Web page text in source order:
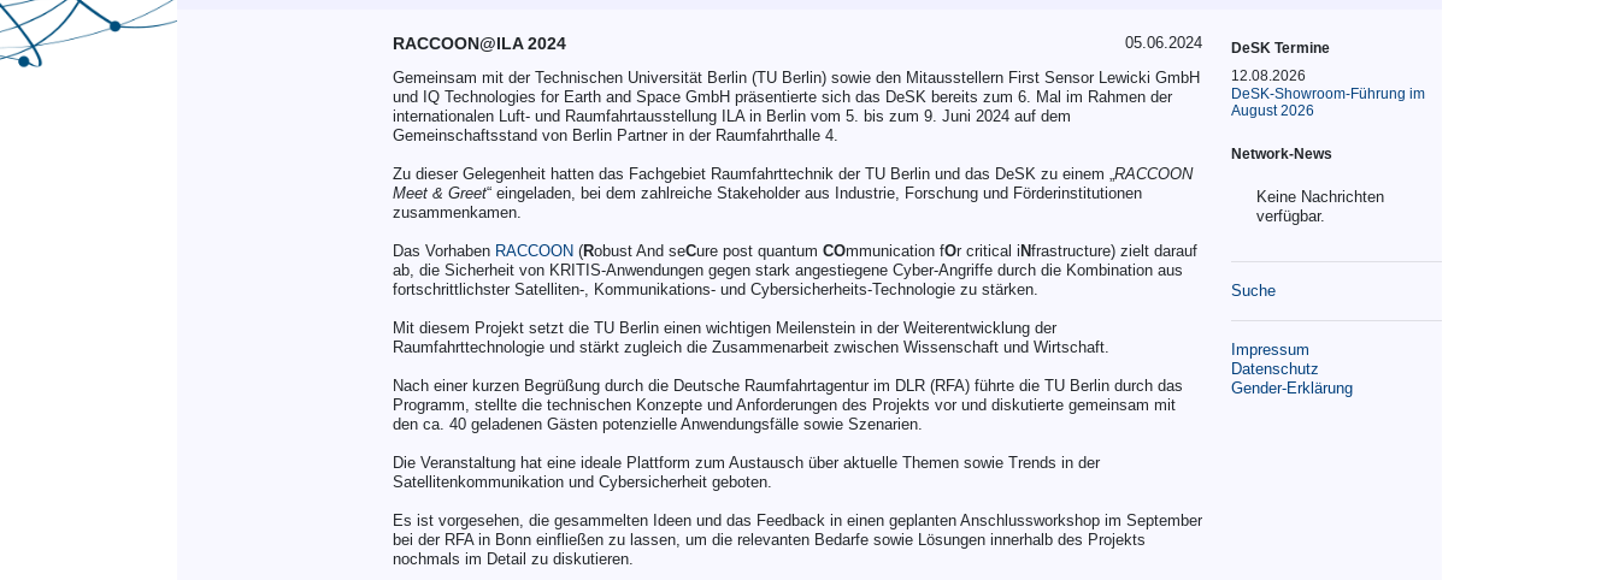
RACCOON@ILA 2024
05.06.2024
Gemeinsam mit der Technischen Universität Berlin (TU Berlin) sowie den Mitausstellern First Sensor Lewicki GmbH
und IQ Technologies for Earth and Space GmbH präsentierte sich das DeSK bereits zum 6. Mal im Rahmen der
internationalen Luft- und Raumfahrtausstellung ILA in Berlin vom 5. bis zum 9. Juni 2024 auf dem
Gemeinschaftsstand von Berlin Partner in der Raumfahrthalle 4.
Zu dieser Gelegenheit hatten das Fachgebiet Raumfahrttechnik der TU Berlin und das DeSK zu einem „RACCOON
Meet & Greet“ eingeladen, bei dem zahlreiche Stakeholder aus Industrie, Forschung und Förderinstitutionen
zusammenkamen.
Das Vorhaben RACCOON (Robust And seCure post quantum COmmunication fOr critical i Nfrastructure) zielt darauf
ab, die Sicherheit von KRITIS-Anwendungen gegen stark angestiegene Cyber-Angriffe durch die Kombination aus
fortschrittlichster Satelliten-, Kommunikations- und Cybersicherheits-Technologie zu stärken.
Mit diesem Projekt setzt die TU Berlin einen wichtigen Meilenstein in der Weiterentwicklung der
Raumfahrttechnologie und stärkt zugleich die Zusammenarbeit zwischen Wissenschaft und Wirtschaft.
Nach einer kurzen Begrüßung durch die Deutsche Raumfahrtagentur im DLR (RFA) führte die TU Berlin durch das
Programm, stellte die technischen Konzepte und Anforderungen des Projekts vor und diskutierte gemeinsam mit
den ca. 40 geladenen Gästen potenzielle Anwendungsfälle sowie Szenarien.
Die Veranstaltung hat eine ideale Plattform zum Austausch über aktuelle Themen sowie Trends in der
Satellitenkommunikation und Cybersicherheit geboten.
Es ist vorgesehen, die gesammelten Ideen und das Feedback in einen geplanten Anschlussworkshop im September
bei der RFA in Bonn einfließen zu lassen, um die relevanten Bedarfe sowie Lösungen innerhalb des Projekts
nochmals im Detail zu diskutieren.
DeSK Termine
12.08.2026
DeSK-Showroom-Führung im
August 2026
Network-News
Keine Nachrichten
verfügbar.
Suche
Impressum
Datenschutz
Gender-Erklärung